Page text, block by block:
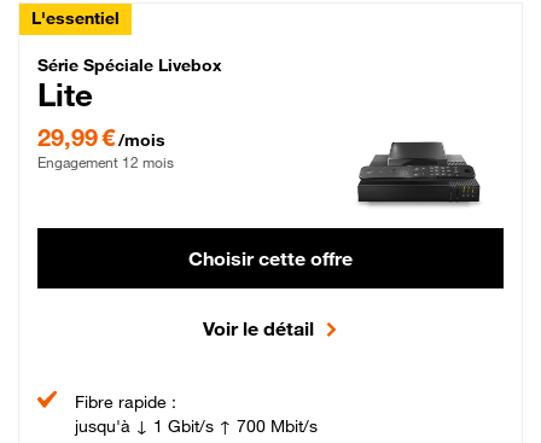
L'essentiel
Série Spéciale Livebox Lite Fibre
Série Spéciale Livebox
Lite
29,99 €/mois
Engagement 12 mois
Choisir cette offre
Voir le détail
Fibre rapide :
jusqu'à ↓ 1 Gbit/s ↑ 700 Mbit/s